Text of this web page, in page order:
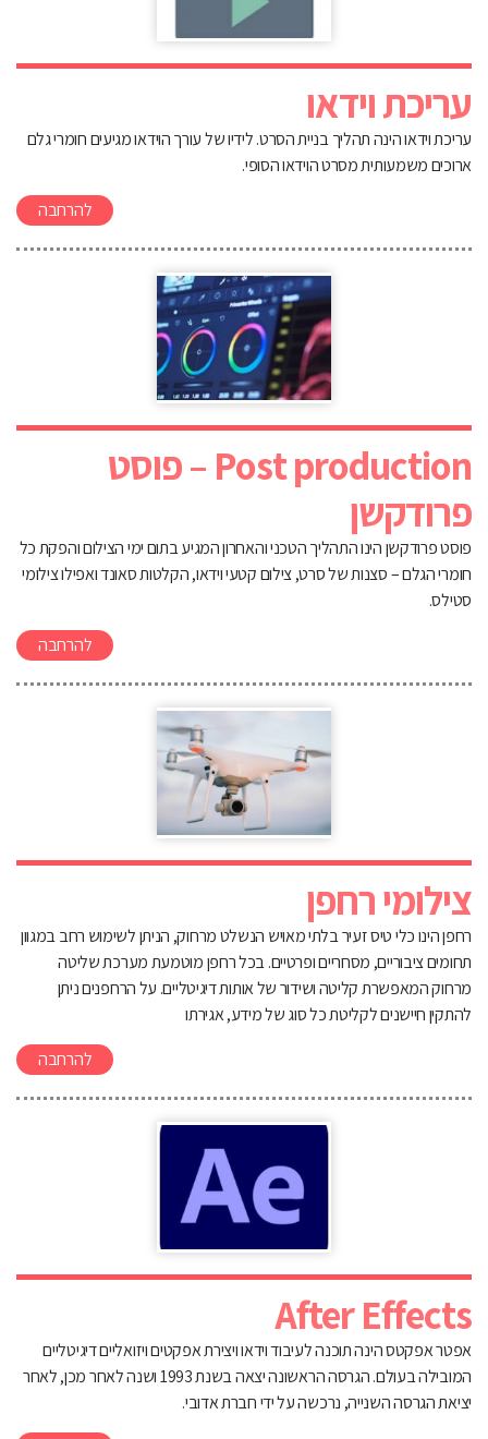
עריכת וידאו
עריכת וידאו הינה תהליך בניית הסרט. לידיו של עורך הוידאו מגיעים חומרי גלם
ארוכים משמעותית מסרט הוידאו הסופי.
להרחבה
Post production – פוסט
פרודקשן
פוסט פרודקשן הינו התהליך הטכני והאחרון המגיע בתום ימי הצילום והפקת כל
חומרי הגלם – סצנות של סרט, צילום קטעי וידאו, הקלטות סאונד ואפילו צילומי
סטילס.
להרחבה
צילומי רחפן
רחפן הינו כלי טיס זעיר בלתי מאויש הנשלט מרחוק, הניתן לשימוש רחב במגוון
תחומים ציבוריים, מסחריים ופרטיים. בכל רחפן מוטמעת מערכת שליטה
מרחוק המאפשרת קליטה ושידור של אותות דיגיטליים. על הרחפנים ניתן
להתקין חיישנים לקליטת כל סוג של מידע, אגירתו
להרחבה
After Effects
אפטר אפקטס הינה תוכנה לעיבוד וידאו ויצירת אפקטים ויזואליים דיגיטליים
המובילה בעולם. הגרסה הראשונה יצאה בשנת 1993 ושנה לאחר מכן, לאחר
יציאת הגרסה השנייה, נרכשה על ידי חברת אדובי.